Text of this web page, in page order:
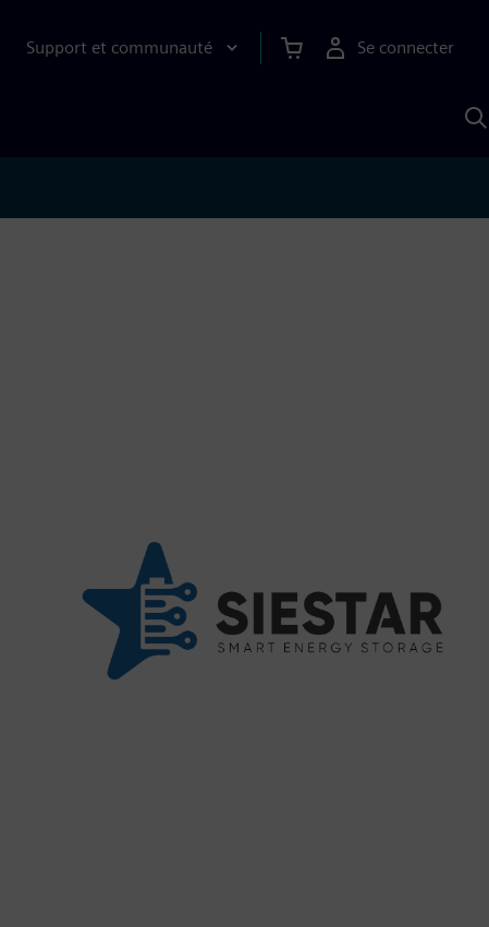
Support et communauté Se connecter